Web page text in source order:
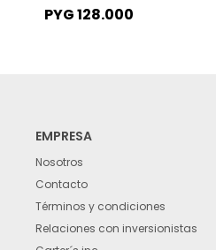
PYG128.000
EMPRESA
Nosotros
Contacto
Términos y condiciones
Relaciones con inversionistas